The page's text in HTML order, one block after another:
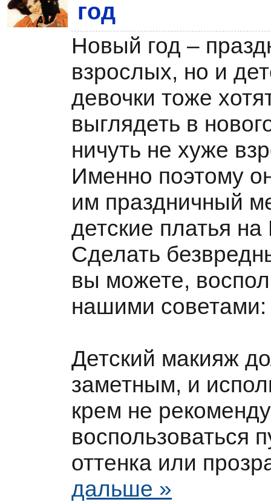
год
Новый год –
взрослых, но и
девочки тоже
выглядеть в
ничуть не хуже
Именно поэтому
им праздничный
детские платья
Сделать
вы можете,
нашими советами:
Детский макияж
заметным, и
крем не
воспользоваться
оттенка или
дальше »